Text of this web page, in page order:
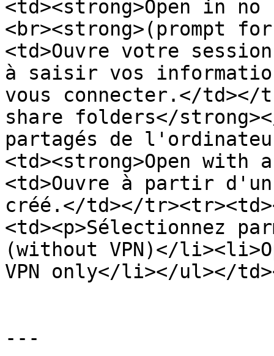
<td><strong>Open in no
<br><strong>(prompt
<td>Ouvre votre
à saisir vos
vous connecter.</td></
share folders</
partagés de
<td><strong>Open with
<td>Ouvre à partir d'un
créé.</td></
<td><p>Sélectionnez
(without VPN)</
VPN only</li></ul></
---